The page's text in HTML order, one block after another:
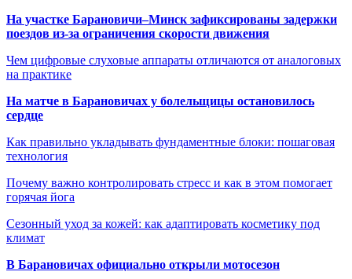
На участке Барановичи–Минск зафиксированы задержки
поездов из-за ограничения скорости движения
Чем цифровые слуховые аппараты отличаются от аналоговых
на практике
На матче в Барановичах у болельщицы остановилось
сердце
Как правильно укладывать фундаментные блоки: пошаговая
технология
Почему важно контролировать стресс и как в этом помогает
горячая йога
Сезонный уход за кожей: как адаптировать косметику под
климат
В Барановичах официально открыли мотосезон